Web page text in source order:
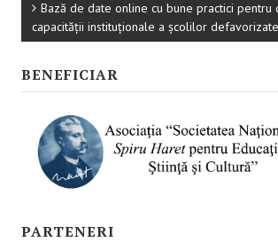
Pentru management instituțional
BUNE PRACTICI
Pentru capacitate instituţională
ACCES BLACKBOARD
Bază de date online cu bune practici pentru
capacității instituționale a școlilor defavorizate
BENEFICIAR
PARTENERI